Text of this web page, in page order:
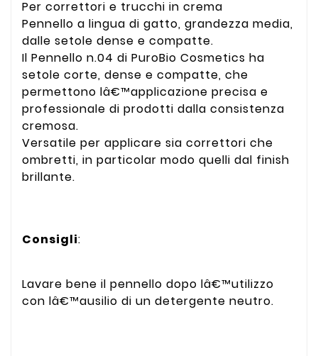
Per correttori e trucchi in crema
Pennello a lingua di gatto, grandezza media,
dalle setole dense e compatte.
Il Pennello n.04 di PuroBio Cosmetics ha
setole corte, dense e compatte, che
permettono lâ€™applicazione precisa e
professionale di prodotti dalla consistenza
cremosa.
Versatile per applicare sia correttori che
ombretti, in particolar modo quelli dal finish
brillante.
Consigli:
Lavare bene il pennello dopo lâ€™utilizzo
con lâ€™ausilio di un detergente neutro.